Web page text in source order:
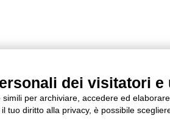
dei visitatori e
per archiviare, accedere ed
diritto alla privacy, è possibile